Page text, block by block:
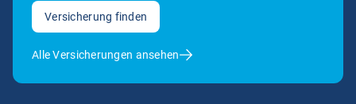
Versicherung finden
Alle Versicherungen ansehen